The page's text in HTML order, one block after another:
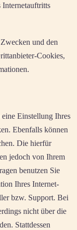
Internetauftritts
und den
Cookies,
Einstellung Ihres
Ebenfalls können
Die hierfür
jedoch von Ihrem
benutzen Sie
Ihres Internet-
bzw. Support. Bei
nicht über die
Stattdessen